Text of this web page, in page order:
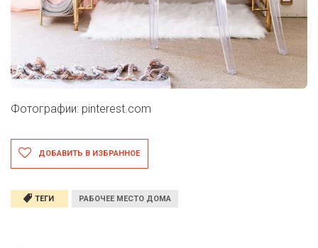
Фотографии: pinterest.com
ДОБАВИТЬ В ИЗБРАННОЕ
ТЕГИ РАБОЧЕЕ МЕСТО ДОМА